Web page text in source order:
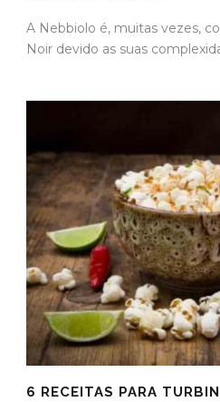
A Nebbiolo é, muitas vezes,
Noir devido as suas
6 RECEITAS PARA